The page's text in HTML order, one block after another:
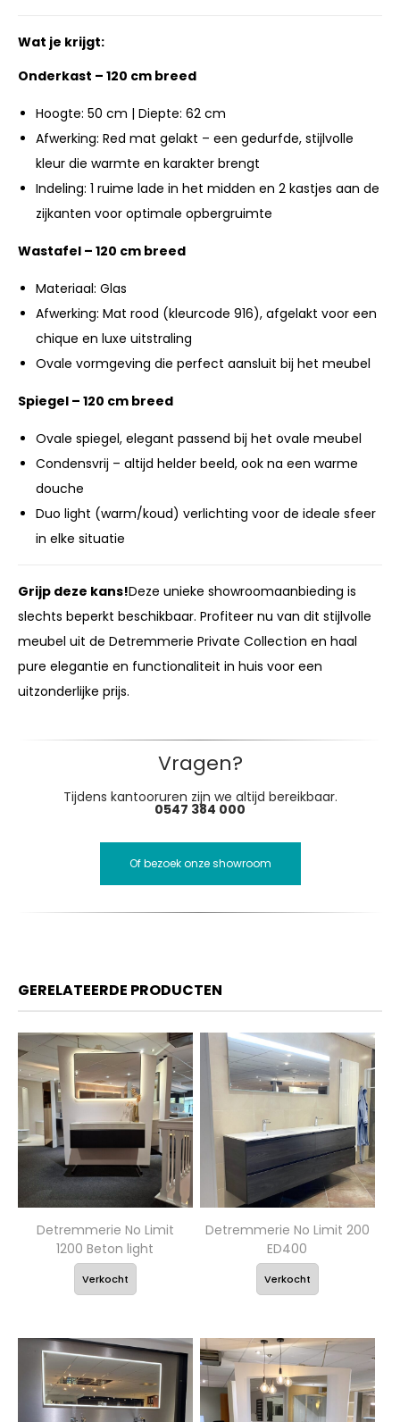
Wat je krijgt:
Onderkast – 120 cm breed
Hoogte: 50 cm | Diepte: 62 cm
Afwerking: Red mat gelakt – een gedurfde, stijlvolle
kleur die warmte en karakter brengt
Indeling: 1 ruime lade in het midden en 2 kastjes aan de
zijkanten voor optimale opbergruimte
Wastafel – 120 cm breed
Materiaal: Glas
Afwerking: Mat rood (kleurcode 916), afgelakt voor een
chique en luxe uitstraling
Ovale vormgeving die perfect aansluit bij het meubel
Spiegel – 120 cm breed
Ovale spiegel, elegant passend bij het ovale meubel
Condensvrij – altijd helder beeld, ook na een warme
douche
Duo light (warm/koud) verlichting voor de ideale sfeer
in elke situatie
Grijp deze kans!Deze unieke showroomaanbieding is
slechts beperkt beschikbaar. Profiteer nu van dit stijlvolle
meubel uit de Detremmerie Private Collection en haal
pure elegantie en functionaliteit in huis voor een
uitzonderlijke prijs.
Vragen?
Tijdens kantooruren zijn we altijd bereikbaar.
0547 384 000
Of bezoek onze showroom
GERELATEERDE PRODUCTEN
Detremmerie No Limit
1200 Beton light
Verkocht
Detremmerie No Limit 200
ED400
Verkocht